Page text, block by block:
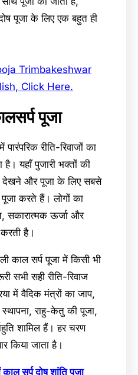
पूजा के लिए एक बहुत ही
Trimbakeshwar
Click Here.
पूजा
रीति-रिवाजों का
यहाँ पुजारी भक्तों की
देखने और पूजा के लिए सबसे
करते हैं। लोगों का
सकारात्मक ऊर्जा और
है।
काल सर्प पूजा में किसी भी
सभी सही रीति-रिवाज
में वैदिक मंत्रों का जाप,
राहु-केतु की पूजा,
शामिल हैं। हर चरण
किया जाता है।
सर्प दोष शांति पूजा